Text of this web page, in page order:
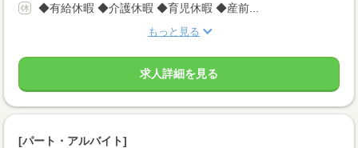
◆有給休暇 ◆介護休暇 ◆育児休暇 ◆産前...
もっと見る
求人詳細を見る
[パート・アルバイト]